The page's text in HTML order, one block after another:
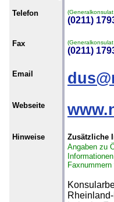
Telefon
(0211)
Fax
(0211)
Email
Webseite
Hinweise
Zusätzliche
Angaben zu